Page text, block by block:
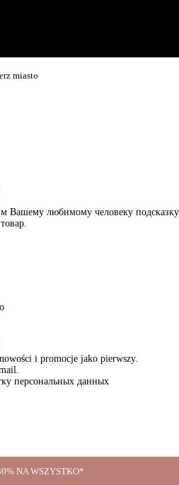
NA WSZYSTKO*
Вашему любимому человеку подсказку
i promocje jako pierwszy.
персональных данных